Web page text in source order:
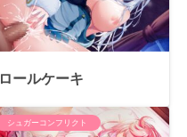
ロールケーキ
シュガーコンフリクト